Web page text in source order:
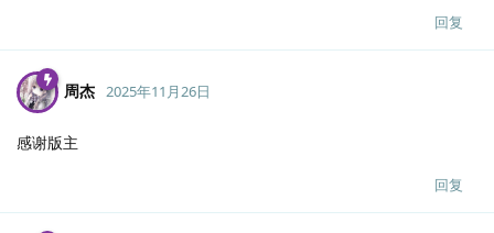
回复
周杰 2025年11月26日
感谢版主
回复